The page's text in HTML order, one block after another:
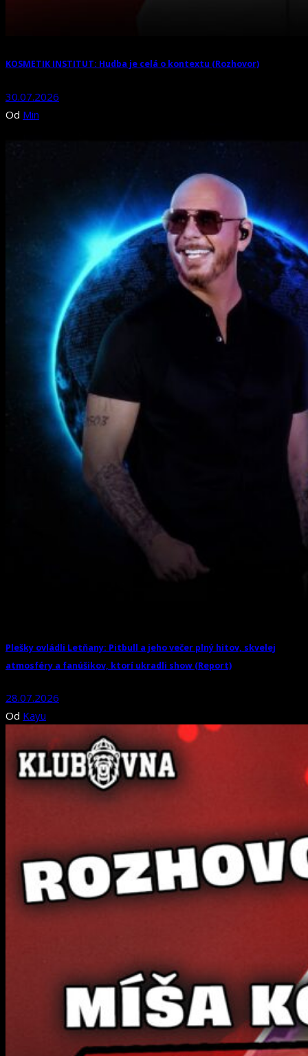
KOSMETIK INSTITUT: Hudba je celá o kontextu (Rozhovor)
30.07.2026
Od Min
Plešky ovládli Letňany: Pitbull a jeho večer plný hitov, skvelej
atmosféry a fanúšikov, ktorí ukradli show (Report)
28.07.2026
Od Kayu